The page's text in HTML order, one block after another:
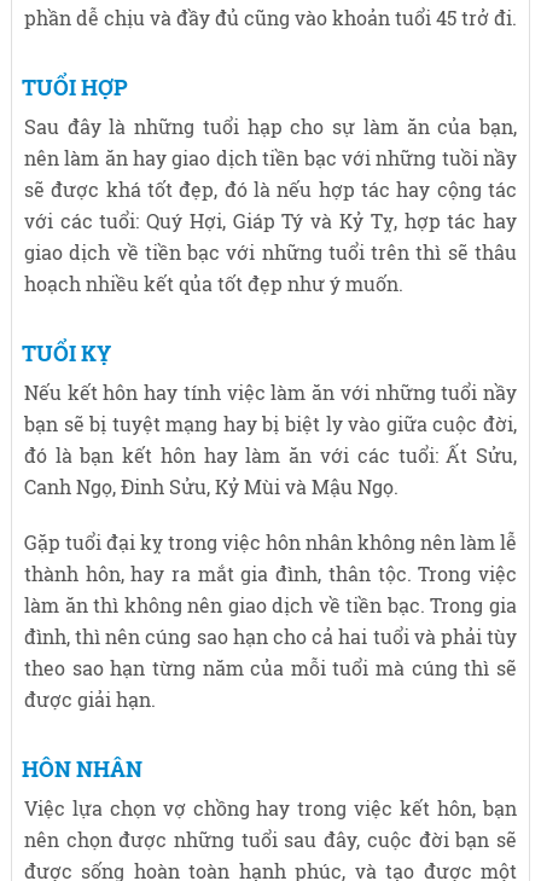
phần dễ chịu và đầy đủ cũng vào khoản tuổi 45 trở đi.
TUỔI HỢP
Sau đây là những tuổi hạp cho sự làm ăn của bạn,
nên làm ăn hay giao dịch tiền bạc với những tuồi nầy
sẽ được khá tốt đẹp, đó là nếu hợp tác hay cộng tác
với các tuổi: Quý Hợi, Giáp Tý và Kỷ Tỵ, hợp tác hay
giao dịch về tiền bạc với những tuổi trên thì sẽ thâu
hoạch nhiều kết qủa tốt đẹp như ý muốn.
TUỔI KỴ
Nếu kết hôn hay tính việc làm ăn với những tuổi nầy
bạn sẽ bị tuyệt mạng hay bị biệt ly vào giữa cuộc đời,
đó là bạn kết hôn hay làm ăn với các tuổi: Ất Sửu,
Canh Ngọ, Đinh Sửu, Kỷ Mùi và Mậu Ngọ.
Gặp tuổi đại kỵ trong việc hôn nhân không nên làm lễ
thành hôn, hay ra mắt gia đình, thân tộc. Trong việc
làm ăn thì không nên giao dịch về tiền bạc. Trong gia
đình, thì nên cúng sao hạn cho cả hai tuổi và phải tùy
theo sao hạn từng năm của mỗi tuổi mà cúng thì sẽ
được giải hạn.
HÔN NHÂN
Việc lựa chọn vợ chồng hay trong việc kết hôn, bạn
nên chọn được những tuổi sau đây, cuộc đời bạn sẽ
được sống hoàn toàn hạnh phúc, và tạo được một